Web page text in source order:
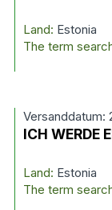
Land: Estonia
The term
Versanddatum:
ICH WERDE
Land: Estonia
The term